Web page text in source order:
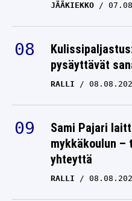
JÄÄKIEKKO
pysäyttävät
RALLI
Sami Pajari
mykkäkoulun –
yhteyttä
RALLI